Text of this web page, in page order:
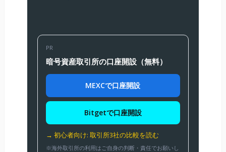
PR
暗号資産取引所の口座開設（無料）
MEXCで口座開設
Bitgetで口座開設
→ 初心者向け: 取引所3社の比較を読む
※海外取引所の利用はご自身の判断・責任でお願いし